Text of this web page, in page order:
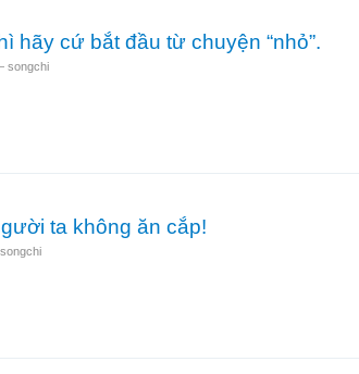
hãy cứ bắt đầu từ chuyện “nhỏ”.
songchi
ta không ăn cắp!
songchi